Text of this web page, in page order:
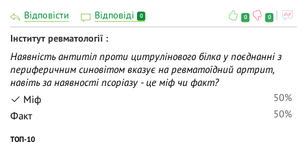
Відповісти Відповіді 0 0 0
Інститут ревматології
Наявність антитіл проти цитрулінового білка у поєднанні з
периферичним синовітом вказує на ревматоїдний артрит,
навіть за наявності псоріазу - це міф чи факт?
Міф
50%
Факт
50%
ТОП-10